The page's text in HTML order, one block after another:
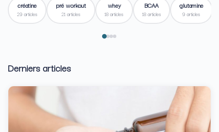
créatine
29 articles
pré workout
21 articles
whey
18 articles
BCAA
18 articles
glutamine
9 articles
Derniers articles